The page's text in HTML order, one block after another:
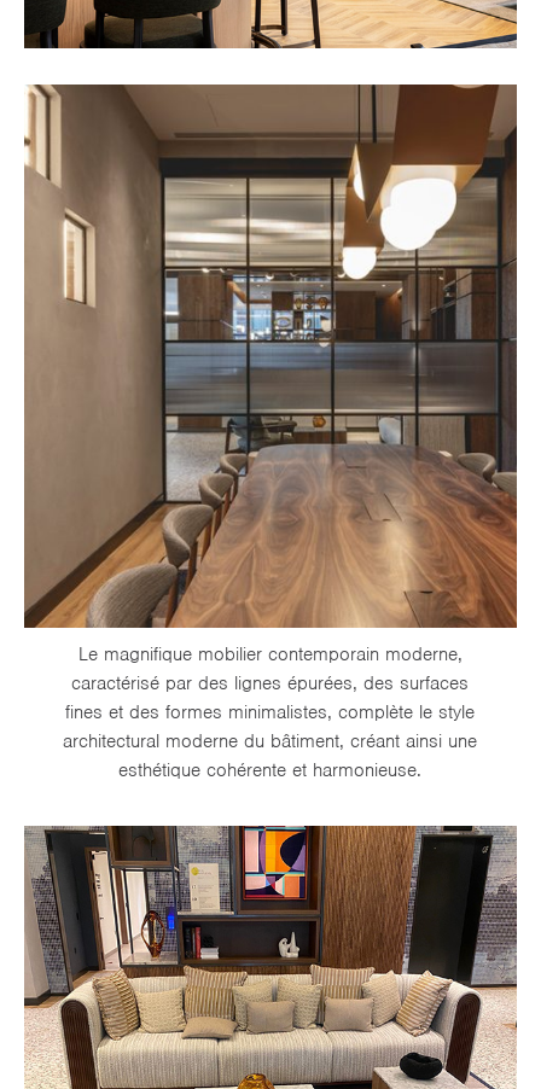
Le magnifique mobilier contemporain moderne,
caractérisé par des lignes épurées, des surfaces
fines et des formes minimalistes, complète le style
architectural moderne du bâtiment, créant ainsi une
esthétique cohérente et harmonieuse.